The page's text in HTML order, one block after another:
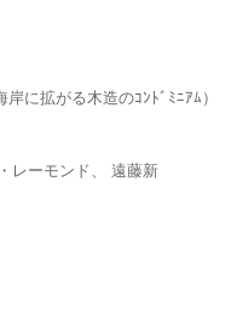
に拡がる木造のｺﾝﾄﾞﾐﾆｱﾑ）
レーモンド、 遠藤新